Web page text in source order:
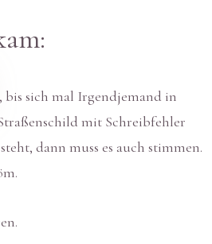
bis sich mal Irgendjemand in
mit Schreibfehler
dann muss es auch stimmen.